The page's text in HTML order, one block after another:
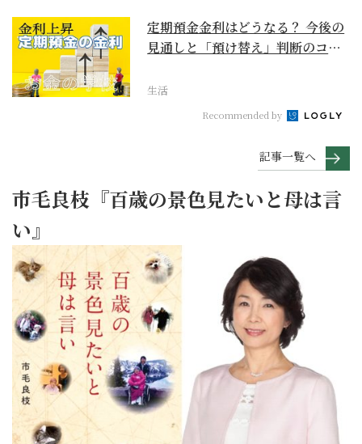
定期預金金利はどうなる？ 今後の
見通しと「預け替え」判断のコツ
生活
Recommended by
記事一覧へ
市毛良枝『百歳の景色見たいと母は言
い』